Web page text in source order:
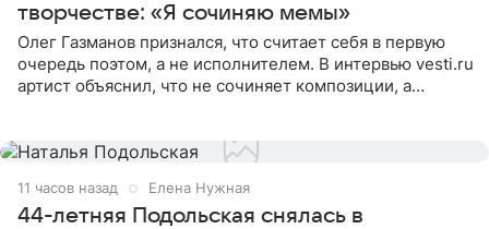
творчестве: «Я сочиняю мемы»
Олег Газманов признался, что считает себя в первую
очередь поэтом, а не исполнителем. В интервью vesti.ru
артист объяснил, что не сочиняет композиции, а
11 часов назад Елена Нужная
44-летняя Подольская снялась в